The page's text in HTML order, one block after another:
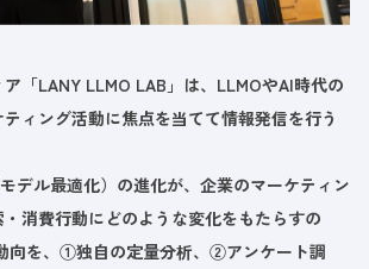
「LANY LLMO LAB」は、LLMOやAI時代の
ィング活動に焦点を当てて情報発信を行う
デル最適化）の進化が、企業のマーケティン
消費行動にどのような変化をもたらすの
向を、①独自の定量分析、②アンケート調